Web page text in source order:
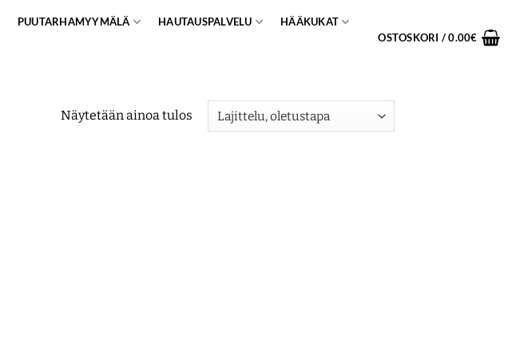
PUUTARHAMYYMÄLÄ HAUTAUSPALVELU HÄÄKUKAT
OSTOSKORI /0.00€
Näytetään ainoa tulos